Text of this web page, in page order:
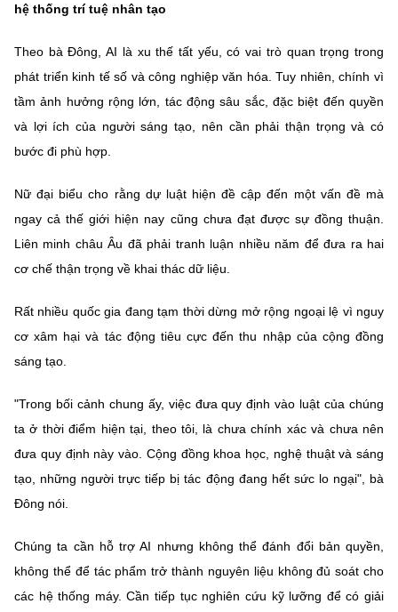
MINISTRY OF SCIENCE AND TECHNOLOGY
Điều khoản sử dụng Theo dõi MST: Góp ý
Cơ quan chủ quản: Bộ Khoa học và Công nghệ (MST)
Chịu trách nhiệm nội dung: Nguyễn Thị Hải Hằng
Giám đốc Trung tâm Truyền thông Khoa học và Công nghệ.
Địa chỉ: Ban Biên tập Cổng TTĐT - 18 Nguyễn Du, TP. Hà Nội
Điện thoại: 024 3936 9506
Email:stc@mst.gov.vn
©2026 Bản quyền thuộc Bộ Khoa Học và Công Nghệ
(Ghi rõ nguồn "https://mst.gov.vn" khi phát hành lại thông tin từ
hệ thống trí tuệ nhân tạo
Theo bà Đông, AI là xu thế tất yếu, có vai trò quan trọng trong
phát triển kinh tế số và công nghiệp văn hóa. Tuy nhiên, chính vì
tầm ảnh hưởng rộng lớn, tác động sâu sắc, đặc biệt đến quyền
và lợi ích của người sáng tạo, nên cần phải thận trọng và có
bước đi phù hợp.
Nữ đại biểu cho rằng dự luật hiện đề cập đến một vấn đề mà
ngay cả thế giới hiện nay cũng chưa đạt được sự đồng thuận.
Liên minh châu Âu đã phải tranh luận nhiều năm để đưa ra hai
cơ chế thận trọng về khai thác dữ liệu.
Rất nhiều quốc gia đang tạm thời dừng mở rộng ngoại lệ vì nguy
cơ xâm hại và tác động tiêu cực đến thu nhập của cộng đồng
sáng tạo.
"Trong bối cảnh chung ấy, việc đưa quy định vào luật của chúng
ta ở thời điểm hiện tại, theo tôi, là chưa chính xác và chưa nên
đưa quy định này vào. Cộng đồng khoa học, nghệ thuật và sáng
tạo, những người trực tiếp bị tác động đang hết sức lo ngại", bà
Đông nói.
Chúng ta cần hỗ trợ AI nhưng không thể đánh đổi bản quyền,
không thể để tác phẩm trở thành nguyên liệu không đủ soát cho
các hệ thống máy. Cần tiếp tục nghiên cứu kỹ lưỡng để có giải